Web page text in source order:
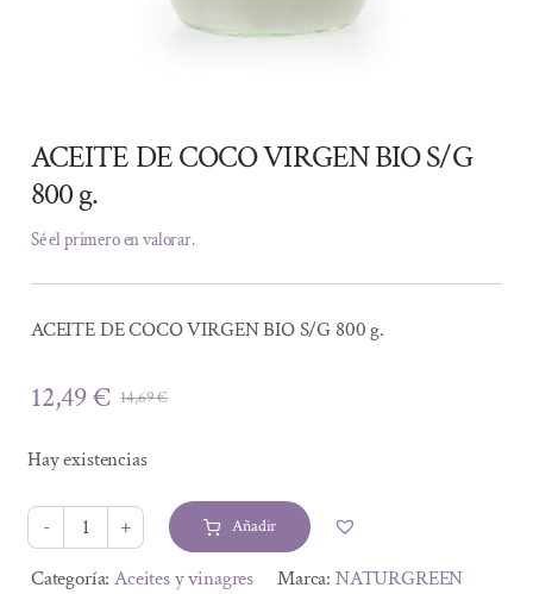
ACEITE DE COCO VIRGEN BIO S/G
800 g.
Sé el primero en valorar.
ACEITE DE COCO VIRGEN BIO S/G 800 g.
14,69€El
era:
14,69 €.
12,49€
El
es:
12,49 €.
Hay existencias
ACEITE
DE
Añadir
Alternative:
Categoría:Aceites y vinagres Marca: NATURGREEN